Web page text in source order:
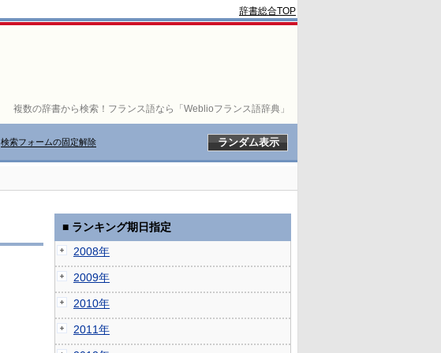
複数の辞書から検索！フランス語なら「Weblioフランス語辞典」
辞書総合TOP
検索フォームの固定解除
■ ランキング期日指定
2008年
2009年
2010年
2011年